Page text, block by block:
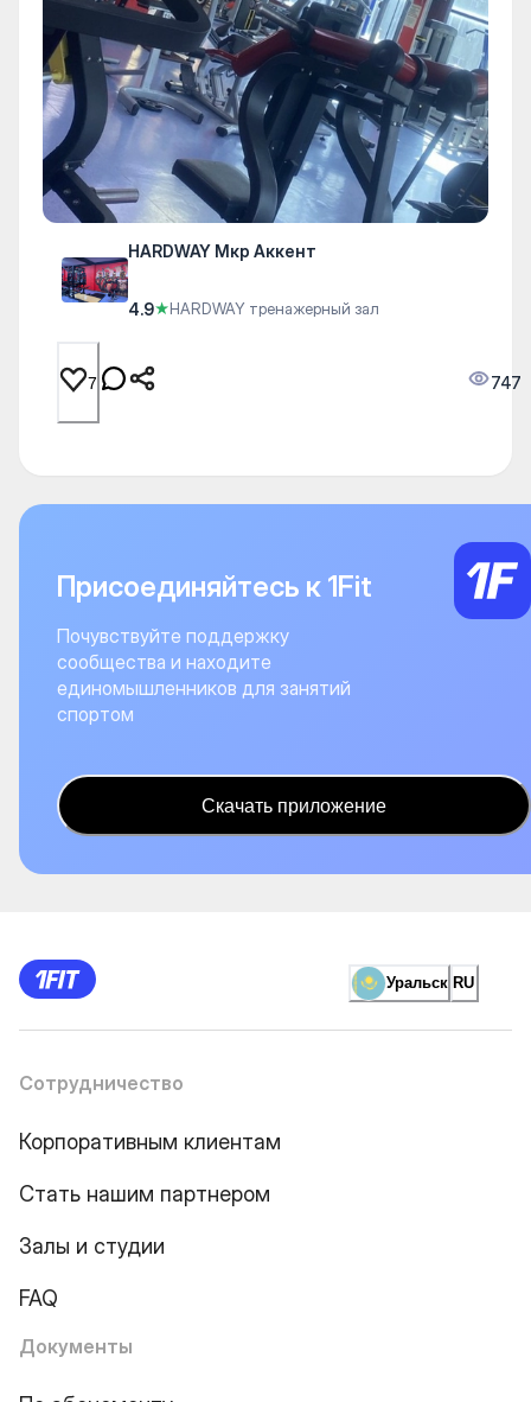
HARDWAY Мкр Аккент
4.9★HARDWAY тренажерный зал
7 747
Присоединяйтесь к 1Fit
Почувствуйте поддержку
сообщества и находите
единомышленников для занятий
спортом
Скачать приложение
Уральск RU
Сотрудничество
Корпоративным клиентам
Стать нашим партнером
Залы и студии
FAQ
Документы